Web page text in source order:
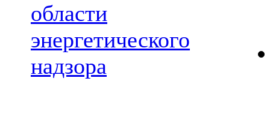
области
энергетического
надзора